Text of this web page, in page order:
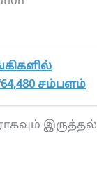
சம்பளம்
இருத்தல்